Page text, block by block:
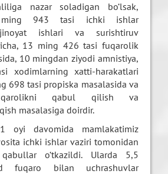
nazar soladigan bo‘lsak,
943 tasi ichki ishlar
ishlari va surishtiruv
13 ming 426 tasi fuqarolik
10 mingdan ziyodi amnistiya,
xodimlarning xatti-harakatlari
698 tasi propiska masalasida va
qabul qilish va
masalasiga doirdir.
oyi davomida mamlakatimiz
ichki ishlar vaziri tomonidan
o‘tkazildi. Ularda 5,5
fuqaro bilan uchrashuvlar